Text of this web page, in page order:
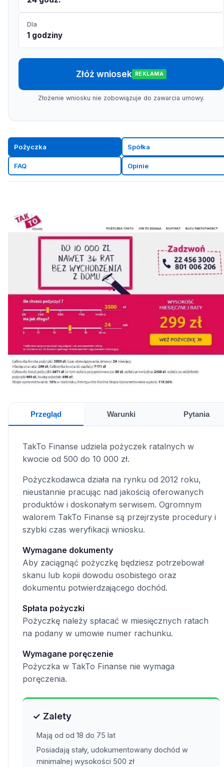
Dla
1 godziny
Złóż wniosek REKLAMA
Złożenie wniosku nie zobowiązuje do zawarcia umowy.
Pożyczka Spółka
FAQ Opinie
Przegląd Warunki Pytania
TakTo Finanse udziela pożyczek ratalnych w
kwocie od 500 do 10 000 zł.
Pożyczkodawca działa na rynku od 2012 roku,
nieustannie pracując nad jakością oferowanych
produktów i doskonałym serwisem. Ogromnym
walorem TakTo Finanse są przejrzyste procedury i
szybki czas weryfikacji wniosku.
Wymagane dokumenty
Aby zaciągnąć pożyczkę będziesz potrzebował
skanu lub kopii dowodu osobistego oraz
dokumentu potwierdzającego dochód.
Spłata pożyczki
Pożyczkę należy spłacać w miesięcznych ratach
na podany w umowie numer rachunku.
Wymagane poręczenie
Pożyczka w TakTo Finanse nie wymaga
poręczenia.
✓ Zalety
Mają od od 18 do 75 lat
Posiadają stały, udokumentowany dochód w
minimalnej wysokości 500 zł